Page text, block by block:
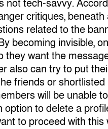
not tech-savvy.
critiques,
related to the
becoming invisible,
they want the
also can try to put
friends or
will be unable
option to delete a
to proceed with this